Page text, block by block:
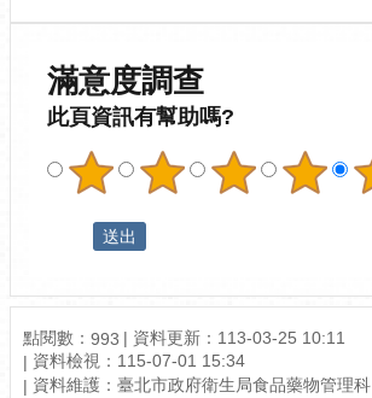
滿意度調查
此頁資訊有幫助嗎?
點閱數： 993
資料更新：113-03-25 10:11
資料檢視：115-07-01 15:34
資料維護：臺北市政府衛生局食品藥物管理科